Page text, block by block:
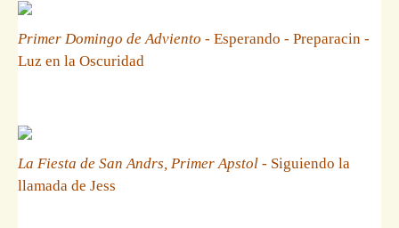
Primer Domingo de Adviento - Esperando - Preparacin -
Luz en la Oscuridad
La Fiesta de San Andrs, Primer Apstol - Siguiendo la
llamada de Jess